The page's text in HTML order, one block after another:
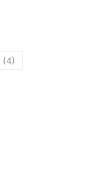
(4)